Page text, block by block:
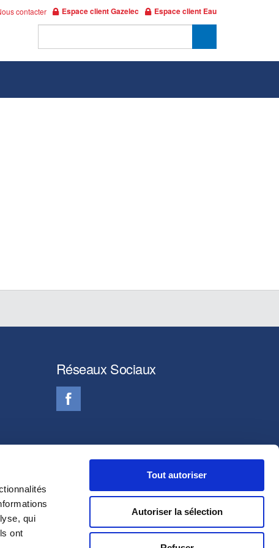
qui
ont
Tout autoriser
Autoriser la sélection
contacter Espace client Gazelec Espace client Eau
Réseaux Sociaux